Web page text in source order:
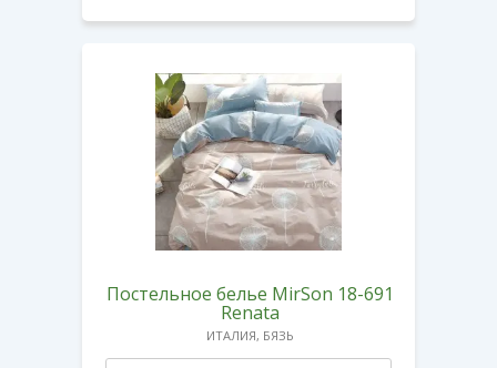
Постельное белье MirSon 18-691
Renata
ИТАЛИЯ, БЯЗЬ